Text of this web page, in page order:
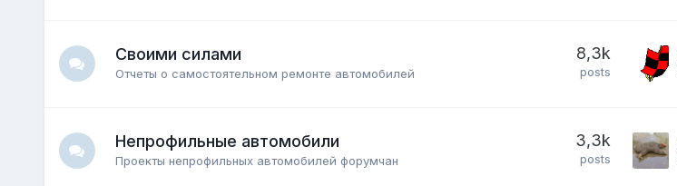
Своими силами
Отчеты о самостоятельном ремонте автомобилей
8,3k
posts
Непрофильные автомобили
Проекты непрофильных автомобилей форумчан
3,3k
posts